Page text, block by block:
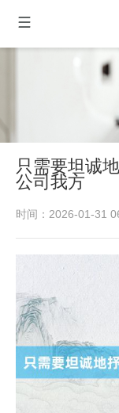
只需要坦诚
公司我方
时间：2026-01-31